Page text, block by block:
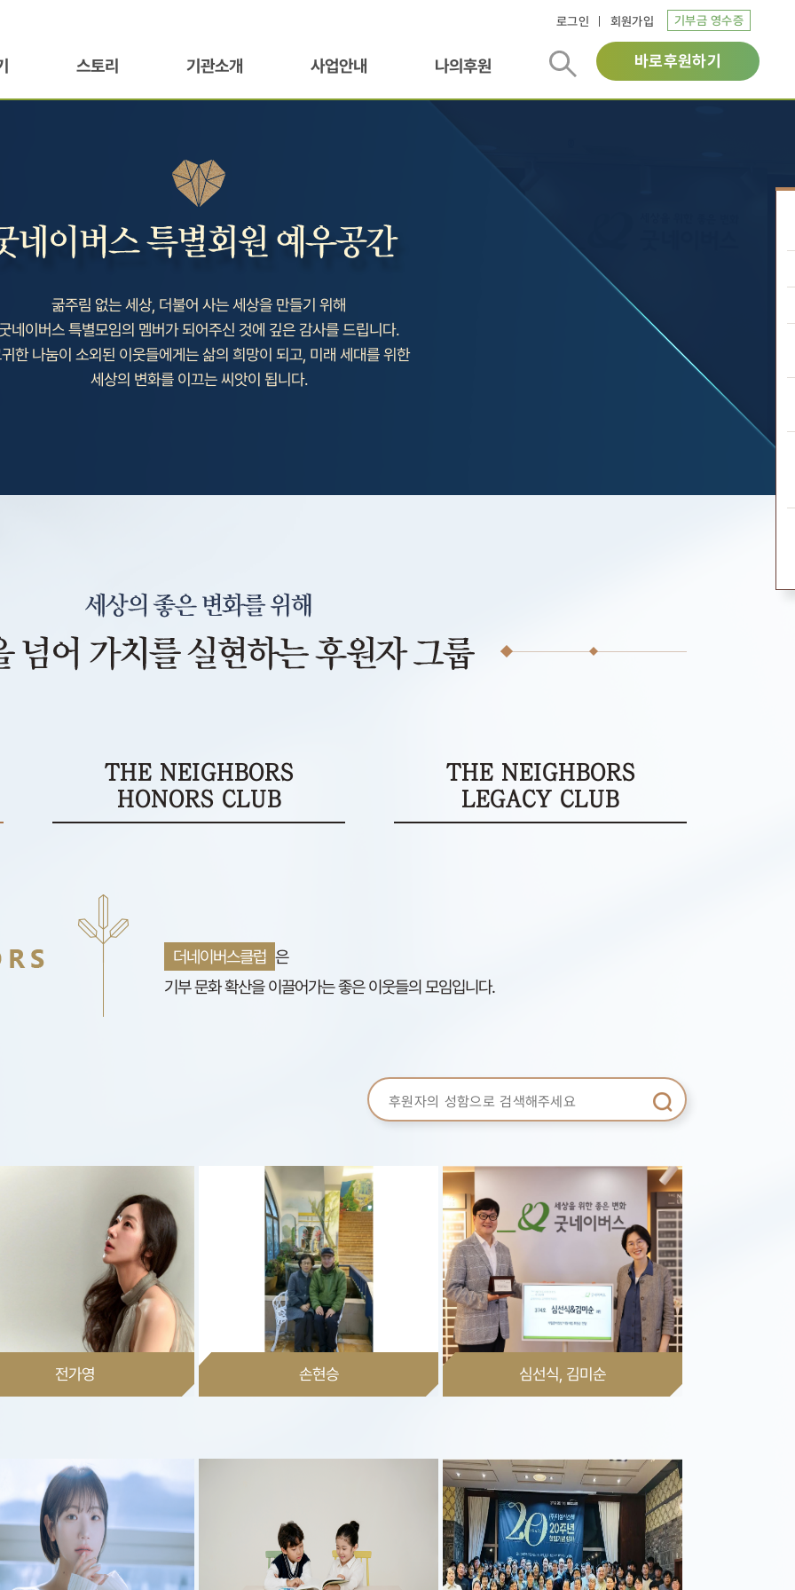
로그인 회원가입 기부금 영수증
스토리 기관소개 사업안내 나의후원 바로후원하기
굶주림 없는 세상, 더불어 사는 세상을 만들기 위해
네이버스 특별모임의 멤버가 되어주신 것에 깊은 감사를 드립니다.
한 나눔이 소외된 이웃들에게는 삶의 희망이 되고, 미래 세대를 위한
세상의 변화를 이끄는 씨앗이 됩니다.
THE NEIGHBORS
HONORS CLUB
THE NEIGHBORS
LEGACY CLUB
더네이버스클럽 은
기부 문화 확산을 이끌어가는 좋은 이웃들의 모임입니다.
전가영 손현승 심선식, 김미순